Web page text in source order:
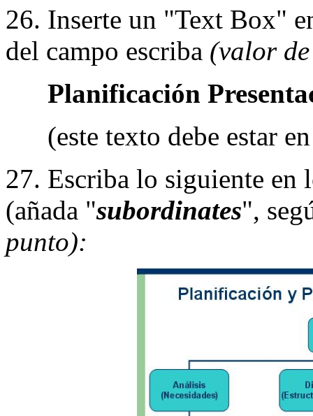
26. Inserte un "Text Box"
del campo escriba (valor
Planificación
(este texto debe estar
27. Escriba lo siguiente en
(añada "subordinates",
punto):